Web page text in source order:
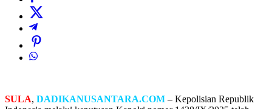
SULA, DADIKANUSANTARA.COM – Kepolisian Republik